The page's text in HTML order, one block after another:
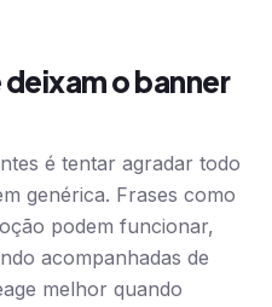
o banner
é tentar agradar todo
genérica. Frases como
podem funcionar,
acompanhadas de
melhor quando